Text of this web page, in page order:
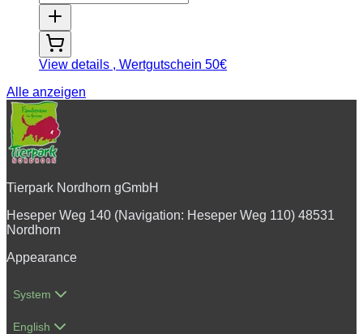
View details , Wertgutschein 50€
Alle anzeigen
Tierpark Nordhorn gGmbH
Heseper Weg 140 (Navigation: Heseper Weg 110) 48531
Nordhorn
Appearance
System
English